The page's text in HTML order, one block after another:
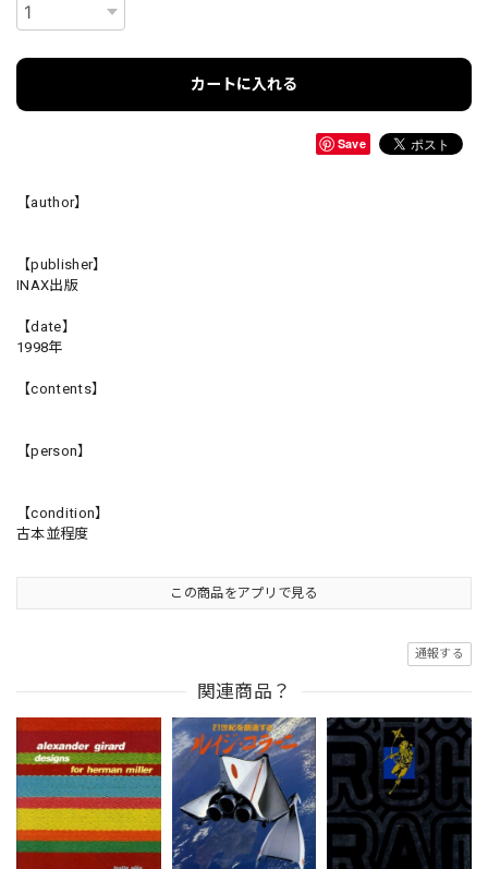
カートに入れる
Save
【author】
【publisher】
INAX出版
【date】
1998年
【contents】
【person】
【condition】
古本並程度
この商品をアプリで見る
通報する
関連商品？